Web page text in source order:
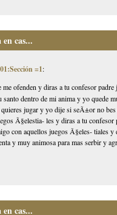
cas...
=1:
me ofenden y diras a tu confesor
dentro de mi anima y yo quede
jugar y yo dije si seÃ±or no
Ã§elestia- les y diras a tu confesor
con aquellos juegos Ã§eles- tiales
y muy animosa para mas serbir y
cas...